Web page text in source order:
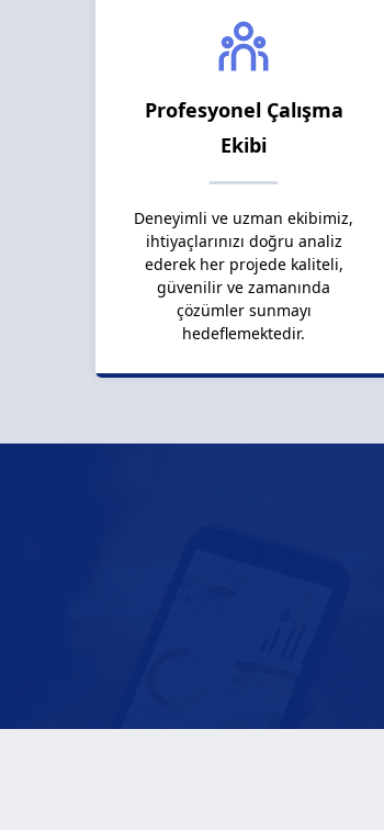
Profesyonel Çalışma
Ekibi
Deneyimli ve uzman ekibimiz,
ihtiyaçlarınızı doğru analiz
ederek her projede kaliteli,
güvenilir ve zamanında
çözümler sunmayı
hedeflemektedir.